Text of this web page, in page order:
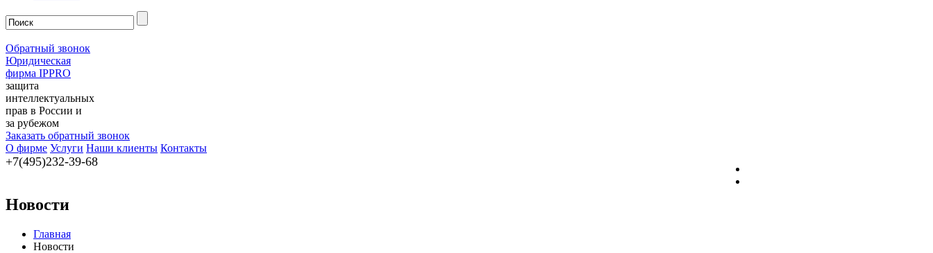
Обратный звонок
Юридическая
фирма IPPRO
защита
интеллектуальных
прав в России и
за рубежом
Заказать обратный звонок
О фирме Услуги Наши клиенты Контакты
+7(495)232-39-68
Новости
Главная
Новости